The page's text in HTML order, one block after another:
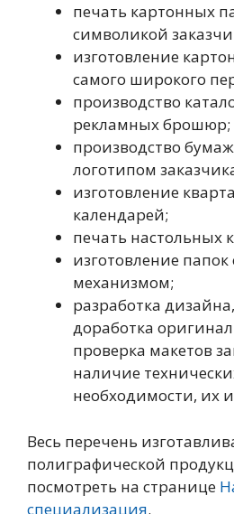
печать картонных
символикой
изготовление
самого широкого
производство
рекламных брошюр;
производство
логотипом
изготовление
календарей;
печать настольных
изготовление
механизмом;
разработка
доработка
проверка макетов
наличие
необходимости, их
Весь перечень
полиграфической
посмотреть на странице
специализация.